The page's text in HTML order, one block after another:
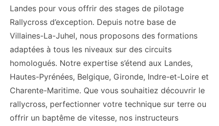
Landes pour vous offrir des stages de pilotage
Rallycross d’exception. Depuis notre base de
Villaines-La-Juhel, nous proposons des formations
adaptées à tous les niveaux sur des circuits
homologués. Notre expertise s’étend aux Landes,
Hautes-Pyrénées, Belgique, Gironde, Indre-et-Loire et
Charente-Maritime. Que vous souhaitiez découvrir le
rallycross, perfectionner votre technique sur terre ou
offrir un baptême de vitesse, nos instructeurs